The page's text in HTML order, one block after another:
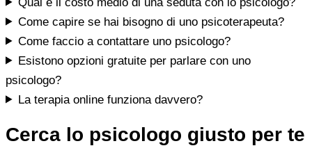
Come capire se hai bisogno di uno psicoterapeuta?
Come faccio a contattare uno psicologo?
Esistono opzioni gratuite per parlare con uno
psicologo?
La terapia online funziona davvero?
Cerca lo psicologo giusto per te